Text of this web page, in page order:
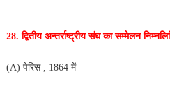
28. द्वितीय अन्तर्राष्ट्रीय संघ का सम्मेलन
(A) पेरिस , 1864 में